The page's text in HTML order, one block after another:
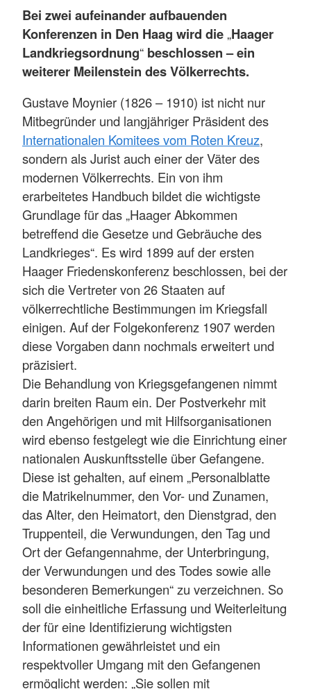
Bei zwei aufeinander aufbauenden
Konferenzen in Den Haag wird die„Haager
Landkriegsordnung“ beschlossen – ein
weiterer Meilenstein des Völkerrechts.
Gustave Moynier (1826 – 1910) ist nicht nur
Mitbegründer und langjähriger Präsident des
Internationalen Komitees vom Roten Kreuz,
sondern als Jurist auch einer der Väter des
modernen Völkerrechts. Ein von ihm
erarbeitetes Handbuch bildet die wichtigste
Grundlage für das „Haager Abkommen
betreffend die Gesetze und Gebräuche des
Landkrieges“. Es wird 1899 auf der ersten
Haager Friedenskonferenz beschlossen, bei der
sich die Vertreter von 26 Staaten auf
völkerrechtliche Bestimmungen im Kriegsfall
einigen. Auf der Folgekonferenz 1907 werden
diese Vorgaben dann nochmals erweitert und
präzisiert.
Die Behandlung von Kriegsgefangenen nimmt
darin breiten Raum ein. Der Postverkehr mit
den Angehörigen und mit Hilfsorganisationen
wird ebenso festgelegt wie die Einrichtung einer
nationalen Auskunftsstelle über Gefangene.
Diese ist gehalten, auf einem „Personalblatte
die Matrikelnummer, den Vor- und Zunamen,
das Alter, den Heimatort, den Dienstgrad, den
Truppenteil, die Verwundungen, den Tag und
Ort der Gefangennahme, der Unterbringung,
der Verwundungen und des Todes sowie alle
besonderen Bemerkungen“ zu verzeichnen. So
soll die einheitliche Erfassung und Weiterleitung
der für eine Identifizierung wichtigsten
Informationen gewährleistet und ein
respektvoller Umgang mit den Gefangenen
ermöglicht werden: „Sie sollen mit